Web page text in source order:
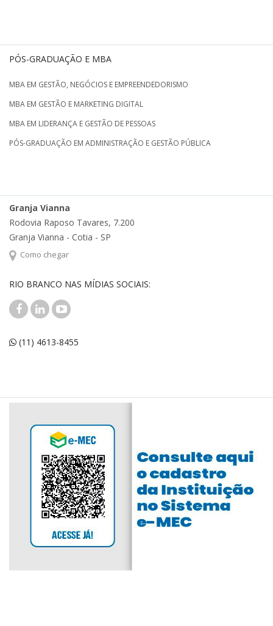
PÓS-GRADUAÇÃO E MBA
MBA EM GESTÃO, NEGÓCIOS E EMPREENDEDORISMO
MBA EM GESTÃO E MARKETING DIGITAL
MBA EM LIDERANÇA E GESTÃO DE PESSOAS
PÓS-GRADUAÇÃO EM ADMINISTRAÇÃO E GESTÃO PÚBLICA
Granja Vianna
Rodovia Raposo Tavares, 7.200
Granja Vianna - Cotia - SP
Como chegar
RIO BRANCO NAS MÍDIAS SOCIAIS:
(11) 4613-8455